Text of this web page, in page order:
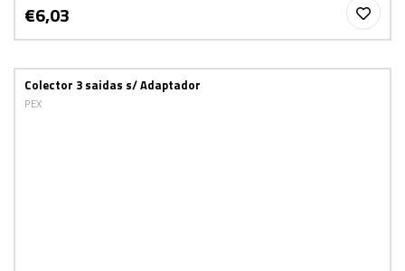
€6,03
Colector 3 saidas s/ Adaptador
PEX